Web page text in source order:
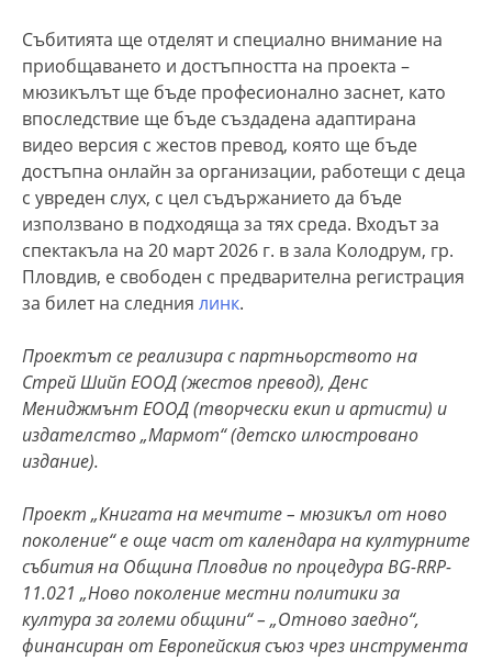
Събитията ще отделят и специално внимание на
приобщаването и достъпността на проекта –
мюзикълът ще бъде професионално заснет, като
впоследствие ще бъде създадена адаптирана
видео версия с жестов превод, която ще бъде
достъпна онлайн за организации, работещи с деца
с увреден слух, с цел съдържанието да бъде
използвано в подходяща за тях среда. Входът за
спектакъла на 20 март 2026 г. в зала Колодрум, гр.
Пловдив, е свободен с предварителна регистрация
за билет на следния линк.
Проектът се реализира с партньорството на
Стрей Шийп ЕООД (жестов превод), Денс
Мениджмънт ЕООД (творчески екип и артисти) и
издателство „Мармот“ (детско илюстровано
издание).
Проект „Книгата на мечтите – мюзикъл от ново
поколение“ е още част от календара на културните
събития на Община Пловдив по процедура BG-RRP-
11.021 „Ново поколение местни политики за
култура за големи общини“ – „Отново заедно“,
финансиран от Европейския съюз чрез инструмента